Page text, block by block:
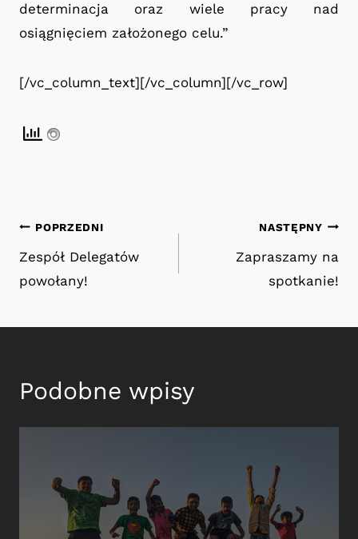
determinacja oraz wiele pracy nad
osiągnięciem założonego celu.”
[/vc_column_text][/vc_column][/vc_row]
Nawigacja
wpisu
POPRZEDNI
Zespół Delegatów
powołany!
NASTĘPNY
Zapraszamy na
spotkanie!
Podobne wpisy